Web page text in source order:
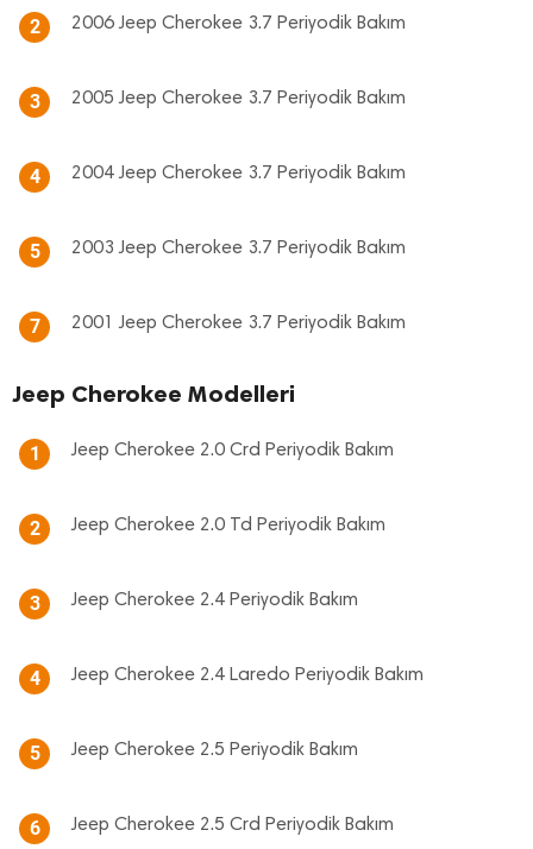
2 2006 Jeep Cherokee 3.7 Periyodik Bakım
3 2005 Jeep Cherokee 3.7 Periyodik Bakım
4 2004 Jeep Cherokee 3.7 Periyodik Bakım
5 2003 Jeep Cherokee 3.7 Periyodik Bakım
7 2001 Jeep Cherokee 3.7 Periyodik Bakım
Jeep Cherokee Modelleri
1 Jeep Cherokee 2.0 Crd Periyodik Bakım
2 Jeep Cherokee 2.0 Td Periyodik Bakım
3 Jeep Cherokee 2.4 Periyodik Bakım
4 Jeep Cherokee 2.4 Laredo Periyodik Bakım
5 Jeep Cherokee 2.5 Periyodik Bakım
6 Jeep Cherokee 2.5 Crd Periyodik Bakım